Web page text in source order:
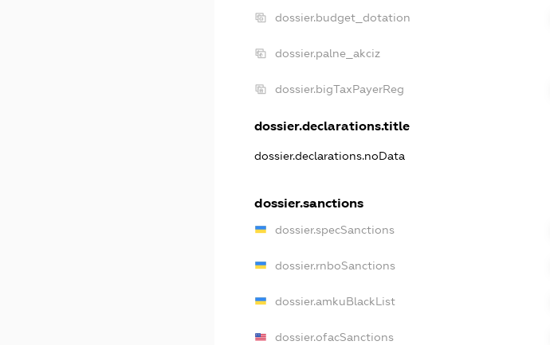
dossier.budget_dotation
dossier.palne_akciz
dossier.bigTaxPayerReg
dossier.declarations.title
dossier.declarations.noData
dossier.sanctions
dossier.specSanctions
dossier.rnboSanctions
dossier.amkuBlackList
dossier.ofacSanctions